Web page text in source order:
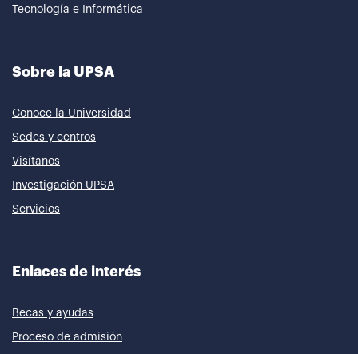
Tecnología e Informática
Sobre la UPSA
Conoce la Universidad
Sedes y centros
Visítanos
Investigación UPSA
Servicios
Enlaces de interés
Becas y ayudas
Proceso de admisión